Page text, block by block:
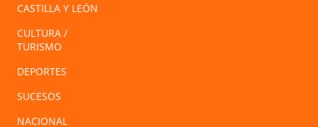
CASTILLA Y LEÓN
CULTURA /
TURISMO
DEPORTES
SUCESOS
NACIONAL